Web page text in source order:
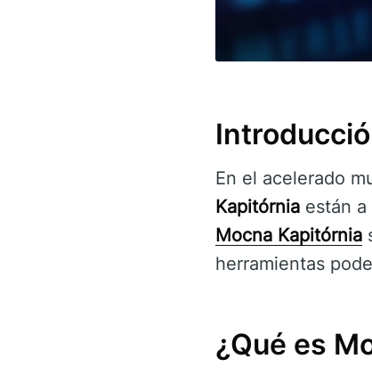
En el acelerado
Kapitórnia están
Mocna Kapitórnia
herramientas
¿Qué es